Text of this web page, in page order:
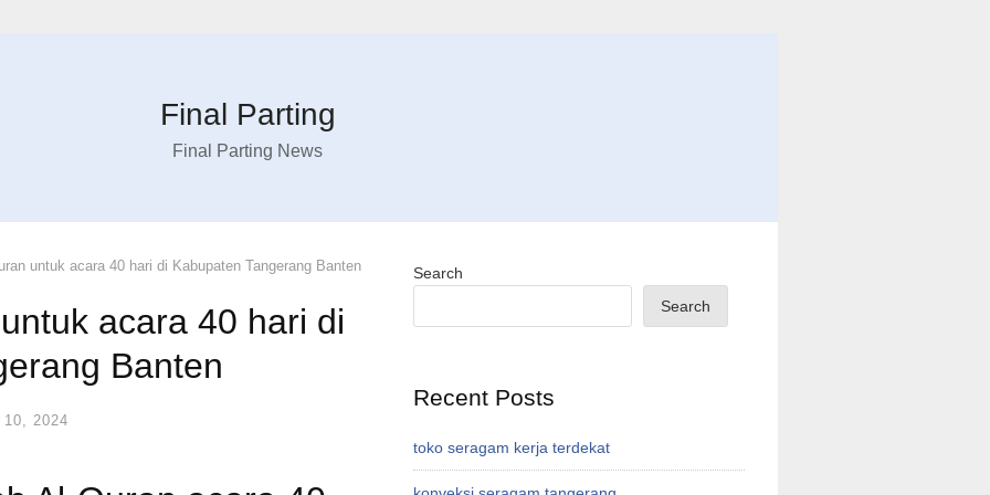
Final Parting
Final Parting News
untuk acara 40 hari di Kabupaten Tangerang Banten
acara 40 hari di
Banten
10, 2024
Search
Search
Recent Posts
toko seragam kerja terdekat